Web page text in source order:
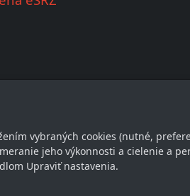
Sledujte
vybraných cookies (nutné,
jeho výkonnosti a cielenie a
Upraviť nastavenia.